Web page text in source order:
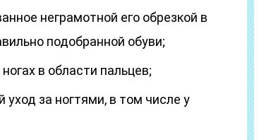
неграмотной его обрезкой в
подобранной обуви;
в области пальцев;
уход за ногтями, в том числе у